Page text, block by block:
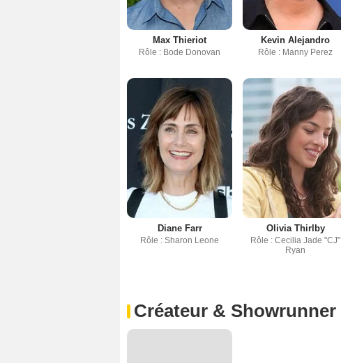
Max Thieriot
Rôle : Bode Donovan
Kevin Alejandro
Rôle : Manny Perez
Diane Farr
Rôle : Sharon Leone
Olivia Thirlby
Rôle : Cecilia Jade "CJ"
Ryan
Créateur & Showrunner